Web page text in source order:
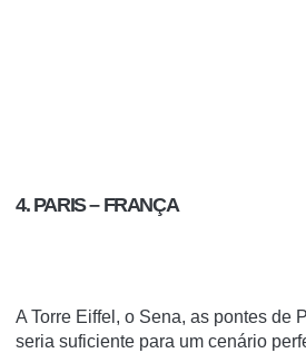
4. PARIS – FRANÇA
A Torre Eiffel, o Sena, as pontes de
seria suficiente para um cenário